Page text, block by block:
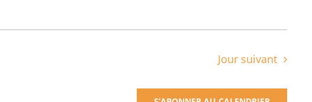
Jour suivant